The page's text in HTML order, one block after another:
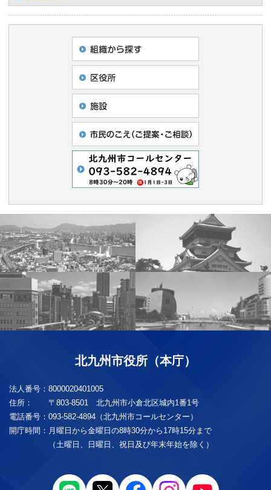
北九州市役所（本庁）
法人番号： 8000020401005
住所：
〒803-8501 北九州市小倉北区城内1番1号
電話番号： 093-582-4894（北九州市コールセンター）
開庁時間： 月曜日から金曜日の8時30分から17時15分まで
（土曜日、日曜日、祝日及び年末年始を除く）